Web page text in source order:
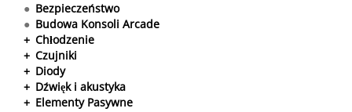
● Bezpieczeństwo
● Budowa Konsoli Arcade
+ Chłodzenie
+ Czujniki
+ Diody
+ Dźwięk i akustyka
+ Elementy Pasywne